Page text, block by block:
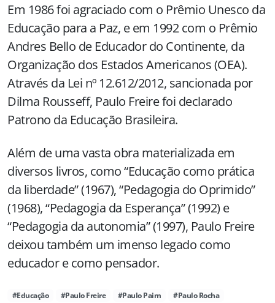
Em 1986 foi agraciado com o Prêmio Unesco da
Educação para a Paz, e em 1992 com o Prêmio
Andres Bello de Educador do Continente, da
Organização dos Estados Americanos (OEA).
Através da Lei nº 12.612/2012, sancionada por
Dilma Rousseff, Paulo Freire foi declarado
Patrono da Educação Brasileira.
Além de uma vasta obra materializada em
diversos livros, como “Educação como prática
da liberdade” (1967), “Pedagogia do Oprimido”
(1968), “Pedagogia da Esperança” (1992) e
“Pedagogia da autonomia” (1997), Paulo Freire
deixou também um imenso legado como
educador e como pensador.
#Educação #Paulo Freire #Paulo Paim #Paulo Rocha